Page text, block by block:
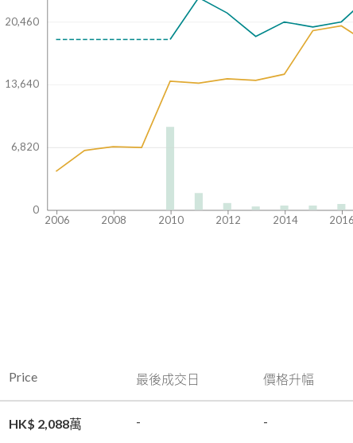
2006
2008 2010 2012 2014 2016
20,460
13,640
6,820
0
Price 最後成交日 價格升幅
HK$ 2,088萬 - -